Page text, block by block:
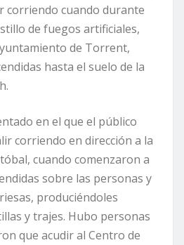
corriendo cuando durante
de fuegos artificiales,
de Torrent,
hasta el suelo de la
en el que el público
corriendo en dirección a la
cuando comenzaron a
sobre las personas y
produciéndoles
y trajes. Hubo personas
que acudir al Centro de